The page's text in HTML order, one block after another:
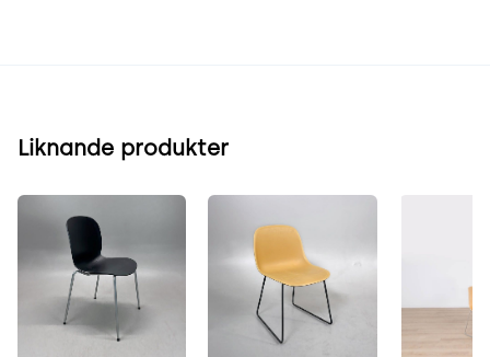
Liknande produkter